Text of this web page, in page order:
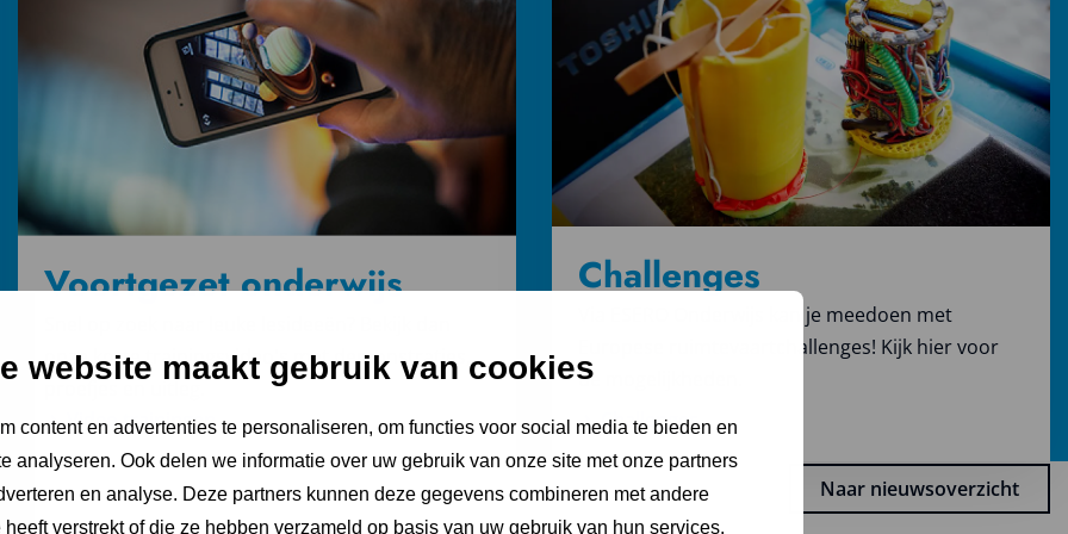
website maakt gebruik van cookies
content en advertenties te personaliseren, om functies voor social media te bieden en
analyseren. Ook delen we informatie over uw gebruik van onze site met onze partners
en analyse. Deze partners kunnen deze gegevens combineren met andere
verstrekt of die ze hebben verzameld op basis van uw gebruik van hun services.
Voortgezet onderwijs
onze korte trainingsvideo's met demonstraties,
proefjes en uitleg.
Video trainingen
Challenges
Via ESERO Onderwijs kan je meedoen met
Europese ruimtevaartchallenges! Kijk hier voor
de mogelijkheden.
Challenges
Naar nieuwsoverzicht